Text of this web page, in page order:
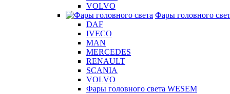
VOLVO
Фары головного
DAF
IVECO
MAN
MERCEDES
RENAULT
SCANIA
VOLVO
Фары головного света WESEM